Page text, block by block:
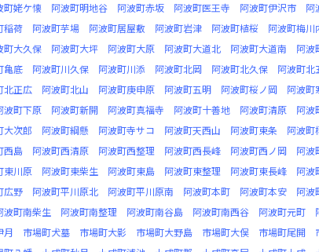
町姥ケ懐 阿波町明地谷 阿波町赤坂 阿波町医王寺 阿波町伊沢市 阿
稲荷 阿波町芋場 阿波町居屋敷 阿波町岩津 阿波町植桜 阿波町梅川
町大久保 阿波町大坪 阿波町大原 阿波町大道北 阿波町大道南 阿波
亀底 阿波町川久保 阿波町川添 阿波町北岡 阿波町北久保 阿波町北
北正広 阿波町北山 阿波町庚申原 阿波町五明 阿波町桜ノ岡 阿波町
波町下原 阿波町新開 阿波町真福寺 阿波町十善地 阿波町清原 阿波
大次郎 阿波町綱懸 阿波町寺サコ 阿波町天西山 阿波町東条 阿波町
西島 阿波町西清原 阿波町西整理 阿波町西長峰 阿波町西ノ岡 阿波
東川原 阿波町東柴生 阿波町東島 阿波町東整理 阿波町東長峰 阿波
広野 阿波町平川原北 阿波町平川原南 阿波町本町 阿波町本安 阿波
波町南柴生 阿波町南整理 阿波町南谷島 阿波町南西谷 阿波町元町
月 市場町犬墓 市場町大影 市場町大野島 市場町大俣 市場町尾開